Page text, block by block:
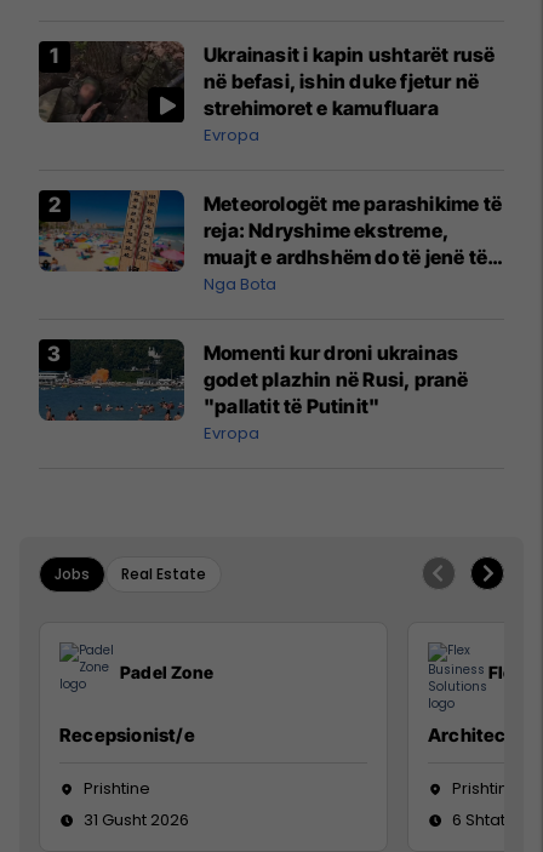
Ukrainasit i kapin ushtarët rusë
në befasi, ishin duke fjetur në
strehimoret e kamufluara
Evropa
Meteorologët me parashikime të
reja: Ndryshime ekstreme,
muajt e ardhshëm do të jenë të
pazakontë
Nga Bota
Momenti kur droni ukrainas
godet plazhin në Rusi, pranë
"pallatit të Putinit"
Evropa
Jobs Real Estate
Padel Zone
Recepsionist/e
Prishtine
31 Gusht 2026
Flex
Architect
Prishtinë
6 Shtator